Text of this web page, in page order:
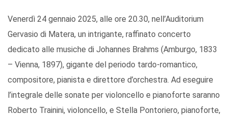
Venerdì 24 gennaio 2025, alle ore 20.30, nell’Auditorium
Gervasio di Matera, un intrigante, raffinato concerto
dedicato alle musiche di Johannes Brahms (Amburgo, 1833
– Vienna, 1897), gigante del periodo tardo-romantico,
compositore, pianista e direttore d’orchestra. Ad eseguire
l’integrale delle sonate per violoncello e pianoforte saranno
Roberto Trainini, violoncello, e Stella Pontoriero, pianoforte,